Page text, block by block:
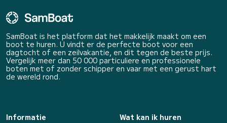
SamBoat is het platform dat het makkelijk maakt om een
boot te huren. U vindt er de perfecte boot voor een
dagtocht of een zeilvakantie, en dit tegen de beste prijs.
Vergelijk meer dan 50 000 particuliere en professionele
boten met of zonder schipper en vaar met een gerust hart
de wereld rond.
Informatie
Wat kan ik huren